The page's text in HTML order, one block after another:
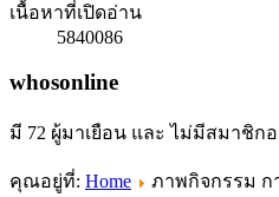
เนื้อหาที่เปิดอ่าน
5840086
whosonline
มี 72 ผู้มาเยือน และ ไม่มีสมาชิก
คุณอยู่ที่: Home
ภาพกิจกรรม ก